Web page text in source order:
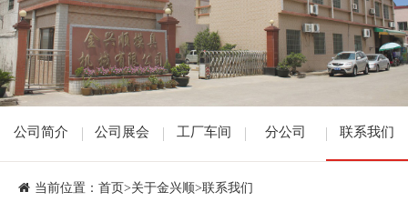
公司简介 公司展会 工厂车间 分公司 联系我们
当前位置： 首页 >关于金兴顺>联系我们